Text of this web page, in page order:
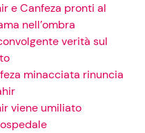
e Canfeza pronti al
nell’ombra
verità sul
minacciata rinuncia
viene umiliato